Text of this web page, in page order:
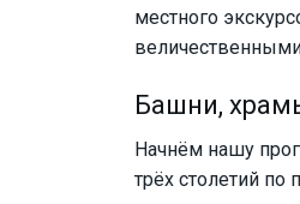
местного
Башни,
Начнём нашу
трёх столетий